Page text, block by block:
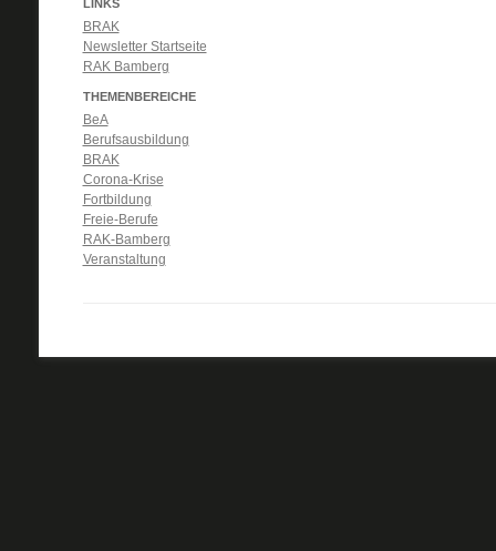
LINKS
BRAK
Newsletter Startseite
RAK Bamberg
THEMENBEREICHE
BeA
Berufsausbildung
BRAK
Corona-Krise
Fortbildung
Freie-Berufe
RAK-Bamberg
Veranstaltung